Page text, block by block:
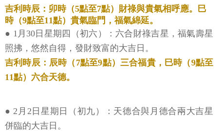
吉利時辰：卯時（5點至7點）財祿與貴氣相呼應。巳
時（9點至11點）貴氣臨門，福氣綿延。
● 1月30日星期四（初六）：六合財祿吉星，福氣壽星
照拂，悠然自得，發財致富的大吉日。
吉利時辰：辰時（7點至9點）三合福貴，巳時（9點至
11點）六合天德。
● 2月2日星期日（初九）：天德合與月德合兩大吉星
併臨的大吉日。